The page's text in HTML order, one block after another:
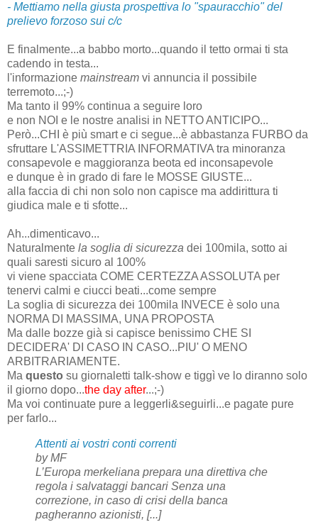
- Mettiamo nella giusta prospettiva lo "spauracchio" del
prelievo forzoso sui c/c
E finalmente...a babbo morto...quando il tetto ormai ti sta
cadendo in testa...
l'informazione mainstream vi annuncia il possibile
terremoto...;-)
Ma tanto il 99% continua a seguire loro
e non NOI e le nostre analisi in NETTO ANTICIPO...
Però...CHI è più smart e ci segue...è abbastanza FURBO da
sfruttare L'ASSIMETTRIA INFORMATIVA tra minoranza
consapevole e maggioranza beota ed inconsapevole
e dunque è in grado di fare le MOSSE GIUSTE...
alla faccia di chi non solo non capisce ma addirittura ti
giudica male e ti sfotte...
Ah...dimenticavo...
Naturalmente la soglia di sicurezza dei 100mila, sotto ai
quali saresti sicuro al 100%
vi viene spacciata COME CERTEZZA ASSOLUTA per
tenervi calmi e ciucci beati...come sempre
La soglia di sicurezza dei 100mila INVECE è solo una
NORMA DI MASSIMA, UNA PROPOSTA
Ma dalle bozze già si capisce benissimo CHE SI
DECIDERA' DI CASO IN CASO...PIU' O MENO
ARBITRARIAMENTE.
Ma questo su giornaletti talk-show e tiggì ve lo diranno solo
il giorno dopo...the day after...;-)
Ma voi continuate pure a leggerli&seguirli...e pagate pure
per farlo...
Attenti ai vostri conti correnti
by MF
L’Europa merkeliana prepara una direttiva che
regola i salvataggi bancari Senza una
correzione, in caso di crisi della banca
pagheranno azionisti, [...]